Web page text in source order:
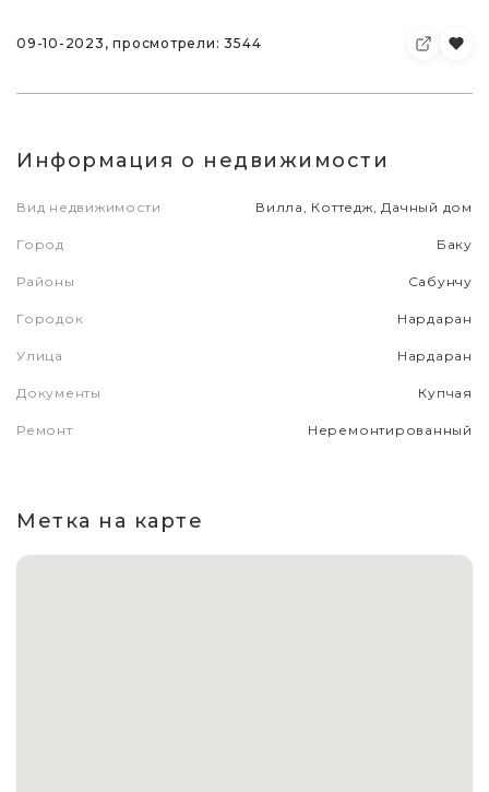
09-10-2023, просмотрели: 3544
Информация о недвижимости
Вид недвижимости Вилла, Коттедж, Дачный дом
Город Баку
Районы Сабунчу
Городок Нардаран
Улица Нардаран
Документы Купчая
Ремонт Неремонтированный
Метка на карте